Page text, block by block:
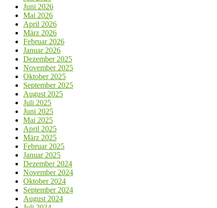
Juni 2026
Mai 2026
April 2026
März 2026
Februar 2026
Januar 2026
Dezember 2025
November 2025
Oktober 2025
September 2025
August 2025
Juli 2025
Juni 2025
Mai 2025
April 2025
März 2025
Februar 2025
Januar 2025
Dezember 2024
November 2024
Oktober 2024
September 2024
August 2024